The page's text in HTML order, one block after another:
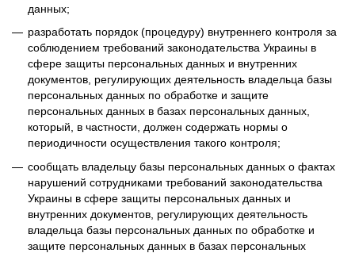
данных;
разработать порядок (процедуру) внутреннего контроля за
соблюдением требований законодательства Украины в
сфере защиты персональных данных и внутренних
документов, регулирующих деятельность владельца базы
персональных данных по обработке и защите
персональных данных в базах персональных данных,
который, в частности, должен содержать нормы о
периодичности осуществления такого контроля;
сообщать владельцу базы персональных данных о фактах
нарушений сотрудниками требований законодательства
Украины в сфере защиты персональных данных и
внутренних документов, регулирующих деятельность
владельца базы персональных данных по обработке и
защите персональных данных в базах персональных